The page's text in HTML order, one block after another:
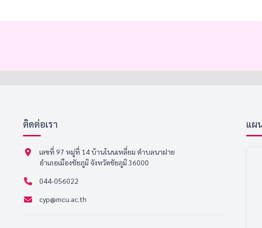
ติดต่อเรา
เลขที่ 97 หมู่ที่ 14 บ้านโนนเหลี่ยม ตำบลนาฝาย
อำเภอเมืองชัยภูมิ จังหวัดชัยภูมิ 36000
044-056022
cyp@mcu.ac.th
แผ